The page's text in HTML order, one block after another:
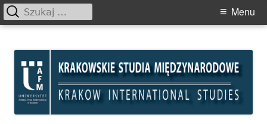
content
Międzynarodowe
Primary
Menu
Szukaj: